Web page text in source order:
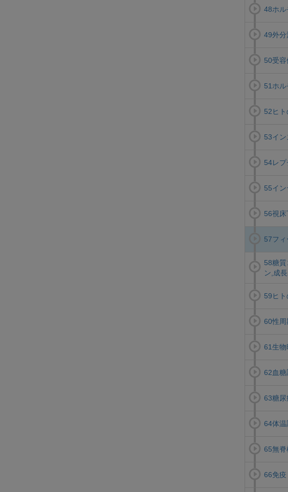
48ホル
49外分
50受容
51ホ
52ヒ
53イ
54レ
55イ
56視
57フィ
58糖
ン,成
59ヒ
60性周
61生物
62血糖
63糖尿
64体温
65無脊
66免疫